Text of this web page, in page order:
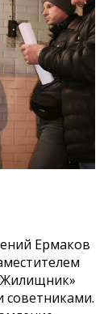
Ермаков
Жилищник»